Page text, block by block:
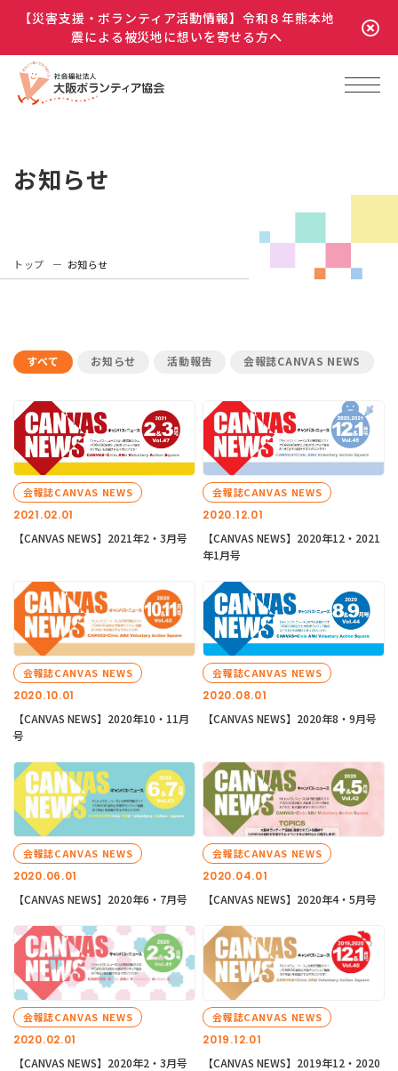
【災害支援・ボランティア活動情報】令和８年熊本地
震による被災地に想いを寄せる方へ
お知らせ
トップ お知らせ
すべて お知らせ 活動報告 会報誌CANVAS NEWS
2021.02.01
会報誌CANVAS NEWS
【CANVAS NEWS】2021年2・3月号
2020.12.01
会報誌CANVAS NEWS
【CANVAS NEWS】2020年12・2021
年1月号
2020.10.01
会報誌CANVAS NEWS
【CANVAS NEWS】2020年10・11月
号
2020.08.01
会報誌CANVAS NEWS
【CANVAS NEWS】2020年8・9月号
2020.06.01
会報誌CANVAS NEWS
【CANVAS NEWS】2020年6・7月号
2020.04.01
会報誌CANVAS NEWS
【CANVAS NEWS】2020年4・5月号
2020.02.01
会報誌CANVAS NEWS
【CANVAS NEWS】2020年2・3月号
2019.12.01
会報誌CANVAS NEWS
【CANVAS NEWS】2019年12・2020